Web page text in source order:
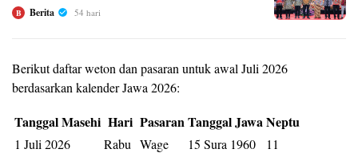
B Berita 54 hari
Berikut daftar weton dan pasaran untuk awal Juli 2026
berdasarkan kalender Jawa 2026:
Tanggal Masehi Hari PasaranTanggal JawaNeptu
1 Juli 2026 Rabu Wage 15 Sura 1960
11